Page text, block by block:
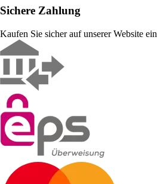
Sichere Zahlung
Kaufen Sie sicher auf unserer Website ein